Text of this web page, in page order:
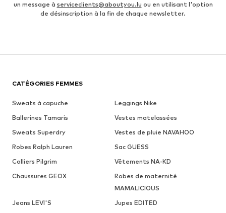
un message à serviceclients@aboutyou.lu ou en utilisant l'option
de désinscription à la fin de chaque newsletter.
CATÉGORIES FEMMES
Sweats à capuche
Leggings Nike
Ballerines Tamaris
Vestes matelassées
Sweats Superdry
Vestes de pluie NAVAHOO
Robes Ralph Lauren
Sac GUESS
Colliers Pilgrim
Vêtements NA-KD
Chaussures GEOX
Robes de maternité
MAMALICIOUS
Jeans LEVI'S
Jupes EDITED